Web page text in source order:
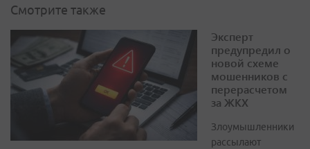
Смотрите также
Эксперт
предупредил о
новой схеме
мошенников с
перерасчетом
за ЖКХ
Злоумышленники
рассылают